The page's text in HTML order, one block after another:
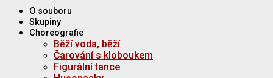
O souboru
Skupiny
Choreografie
Běží voda, běží
Čarování s kloboukem
Figurální tance